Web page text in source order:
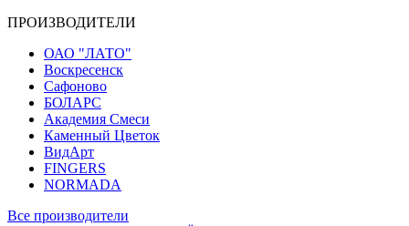
ПРОИЗВОДИТЕЛИ
ОАО "ЛАТО"
Воскресенск
Сафоново
БОЛАРС
Академия Смеси
Каменный Цветок
ВидАрт
FINGERS
NORMADA
Все производители